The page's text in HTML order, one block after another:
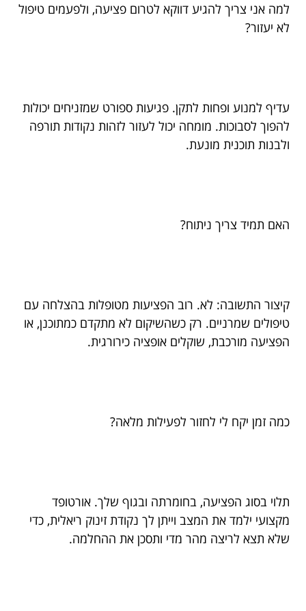
למה אני צריך להגיע דווקא לטרום פציעה, ולפעמים טיפול
לא יעזור?
עדיף למנוע ופחות לתקן. פגיעות ספורט שמזניחים יכולות
להפוך לסבוכות. מומחה יכול לעזור לזהות נקודות תורפה
ולבנות תוכנית מונעת.
האם תמיד צריך ניתוח?
קיצור התשובה: לא. רוב הפציעות מטופלות בהצלחה עם
טיפולים שמרניים. רק כשהשיקום לא מתקדם כמתוכנן, או
הפציעה מורכבת, שוקלים אופציה כירורגית.
כמה זמן יקח לי לחזור לפעילות מלאה?
תלוי בסוג הפציעה, בחומרתה ובגוף שלך. אורטופד
מקצועי ילמד את המצב וייתן לך נקודת זינוק ריאלית, כדי
שלא תצא לריצה מהר מדי ותסכן את ההחלמה.